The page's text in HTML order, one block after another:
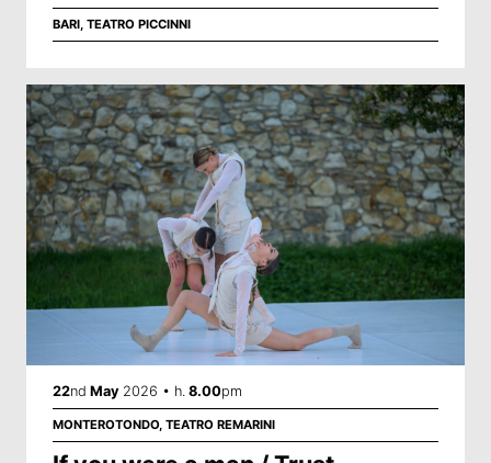
BARI, TEATRO PICCINNI
22nd May 2026 • h. 8.00pm
MONTEROTONDO, TEATRO REMARINI